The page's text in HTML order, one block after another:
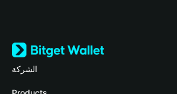
الشركة